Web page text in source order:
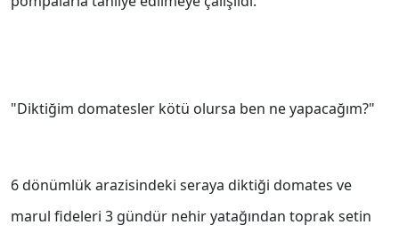
"Diktiğim domatesler kötü olursa ben ne yapacağım?"
6 dönümlük arazisindeki seraya diktiği domates ve
marul fideleri 3 gündür nehir yatağından toprak setin